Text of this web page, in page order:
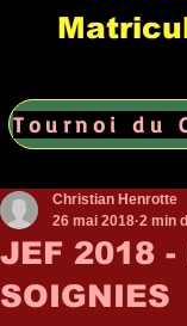
JEF 2018 -
SOIGNIES
Christian Henrotte
26 mai 2018 2 min